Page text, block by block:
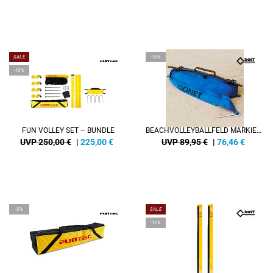
SALE
-10%
FUN VOLLEY SET – BUNDLE
UVP 250,00 € | 225,00€
-15%
BEACHVOLLEYBALLFELD MARKIERUNGSLINIEN, 8 X 16 M, 50 MM BREIT
UVP 89,95 € | 76,46€
-5% SALE
-15%